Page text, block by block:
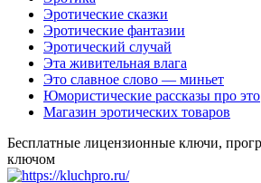
Эротические сказки
Эротические фантазии
Эротический случай
Эта живительная влага
Это славное слово — миньет
Юмористические рассказы про это
Магазин эротических товаров
Бесплатные лицензионные ключи,
ключом